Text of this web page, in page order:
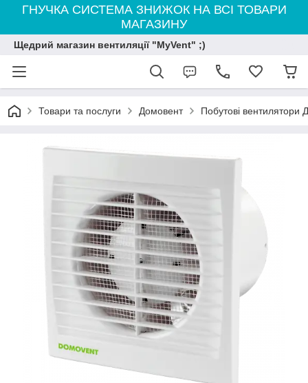
ГНУЧКА СИСТЕМА ЗНИЖОК НА ВСІ ТОВАРИ
МАГАЗИНУ
Щедрий магазин вентиляції "MyVent" ;)
Товари та послуги Домовент Побутові вентилятори